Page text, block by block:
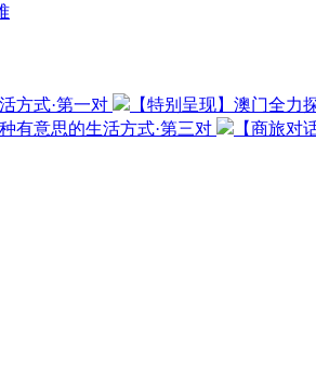
方式·第一对 【特别呈现】澳门全力
有意思的生活方式·第三对 【商旅对